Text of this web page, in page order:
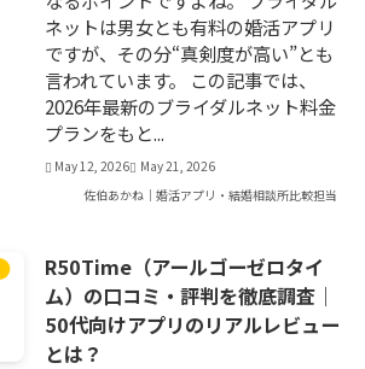
ネットは男女とも有料の婚活アプリ
ですが、その分“真剣度が高い”とも
言われています。 この記事では、
2026年最新のブライダルネット料金
プランをもと...
May 12, 2026
May 21, 2026
佐伯あかね｜婚活アプリ・結婚相談所比較担当
R50Time（アールゴーゼロタイ
ム）の口コミ・評判を徹底調査｜
50代向けアプリのリアルレビュー
とは？